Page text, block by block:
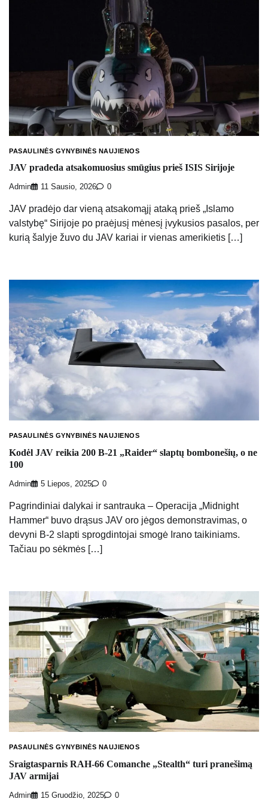
PASAULINĖS GYNYBINĖS NAUJIENOS
JAV pradeda atsakomuosius smūgius prieš ISIS Sirijoje
Admin 11 Sausio, 2026 0
JAV pradėjo dar vieną atsakomąjį ataką prieš „Islamo
valstybę“ Sirijoje po praėjusį mėnesį įvykusios pasalos, per
kurią šalyje žuvo du JAV kariai ir vienas amerikietis […]
PASAULINĖS GYNYBINĖS NAUJIENOS
Kodėl JAV reikia 200 B-21 „Raider“ slaptų bombonešių, o ne
100
Admin 5 Liepos, 2025 0
Pagrindiniai dalykai ir santrauka – Operacija „Midnight
Hammer“ buvo drąsus JAV oro jėgos demonstravimas, o
devyni B-2 slapti sprogdintojai smogė Irano taikiniams.
Tačiau po sėkmės […]
PASAULINĖS GYNYBINĖS NAUJIENOS
Sraigtasparnis RAH-66 Comanche „Stealth“ turi pranešimą
JAV armijai
Admin 15 Gruodžio, 2025 0